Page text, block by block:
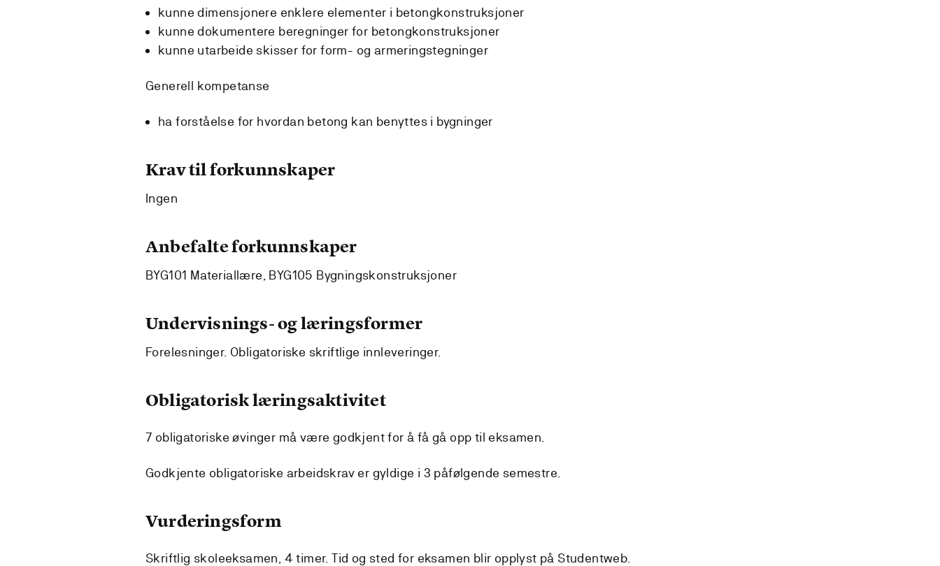
kunne dimensjonere enklere elementer i betongkonstruksjoner
kunne dokumentere beregninger for betongkonstruksjoner
kunne utarbeide skisser for form- og armeringstegninger
Generell kompetanse
ha forståelse for hvordan betong kan benyttes i bygninger
Krav til forkunnskaper
Ingen
Anbefalte forkunnskaper
BYG101 Materiallære, BYG105 Bygningskonstruksjoner
Undervisnings- og læringsformer
Forelesninger. Obligatoriske skriftlige innleveringer.
Obligatorisk læringsaktivitet
7 obligatoriske øvinger må være godkjent for å få gå opp til eksamen.
Godkjente obligatoriske arbeidskrav er gyldige i 3 påfølgende semestre.
Vurderingsform
Skriftlig skoleeksamen, 4 timer. Tid og sted for eksamen blir opplyst på Studentweb.